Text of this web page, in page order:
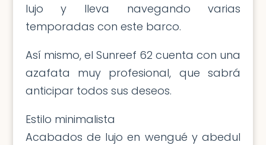
lujo y lleva navegando varias
temporadas con este barco.
Así mismo, el Sunreef 62 cuenta con una
azafata muy profesional, que sabrá
anticipar todos sus deseos.
Estilo minimalista
Acabados de lujo en wengué y abedul